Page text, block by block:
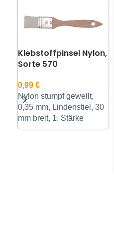
Klebstoffpinsel Nylon,
Sorte 570
0,99 €
Nylon stumpf gewellt,
0,35 mm, Lindenstiel, 30
mm breit, 1. Stärke